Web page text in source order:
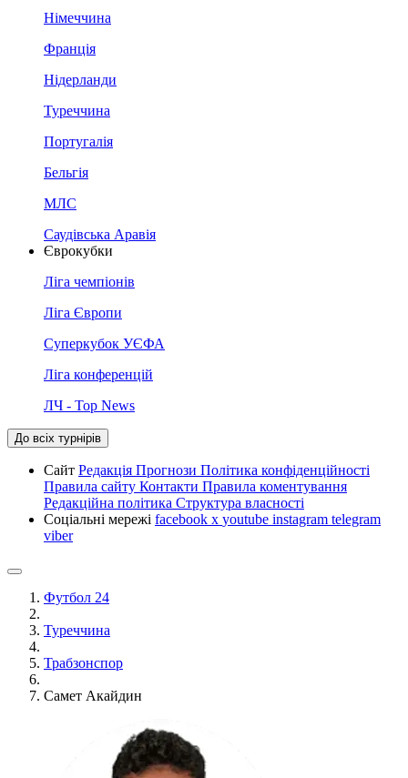
Німеччина
Франція
Нідерланди
Туреччина
Португалія
Бельгія
МЛС
Саудівська Аравія
Єврокубки
Ліга чемпіонів
Ліга Європи
Суперкубок УЄФА
Ліга конференцій
ЛЧ - Top News
До всіх турнірів
Сайт Редакція Прогнози Політика конфіденційності
Правила сайту Контакти Правила коментування
Редакційна політика Структура власності
Соціальні мережі facebook x youtube instagram telegram
viber
Футбол 24
Туреччина
Трабзонспор
Самет Акайдин